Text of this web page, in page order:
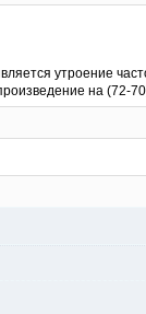
утроение
на (72-